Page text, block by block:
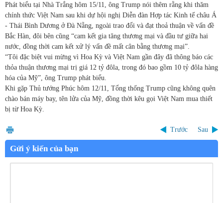
Phát biểu tại Nhà Trắng hôm 15/11, ông Trump nói thêm rằng khi thăm
chính thức Việt Nam sau khi dự hội nghị Diễn đàn Hợp tác Kinh tế châu Á
- Thái Bình Dương ở Đà Nẵng, ngoài trao đổi và đạt thoả thuận về vấn đề
Bắc Hàn, đôi bên cũng “cam kết gia tăng thương mại và đầu tư giữa hai
nước, đồng thời cam kết xử lý vấn đề mất cân bằng thương mại”.
“Tôi đặc biệt vui mừng vì Hoa Kỳ và Việt Nam gần đây đã thông báo các
thỏa thuận thương mại trị giá 12 tỷ đôla, trong đó bao gồm 10 tỷ đôla hàng
hóa của Mỹ”, ông Trump phát biểu.
Khi gặp Thủ tướng Phúc hôm 12/11, Tổng thống Trump cũng không quên
chào bán máy bay, tên lửa của Mỹ, đồng thời kêu gọi Việt Nam mua thiết
bị từ Hoa Kỳ.
Trước Sau
Gửi ý kiến của bạn